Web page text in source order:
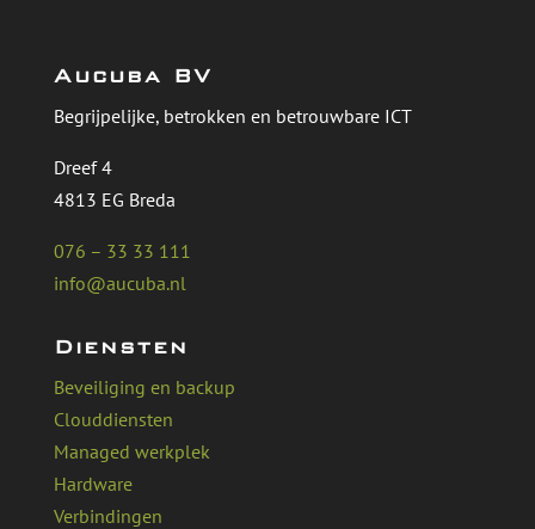
Aucuba BV
Begrijpelijke, betrokken en betrouwbare ICT
Dreef 4
4813 EG Breda
076 – 33 33 111
info@aucuba.nl
Diensten
Beveiliging en backup
Clouddiensten
Managed werkplek
Hardware
Verbindingen